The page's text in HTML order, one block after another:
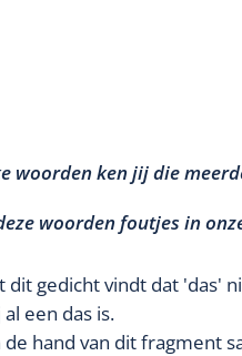
woorden ken jij die
woorden foutjes in
dit gedicht vindt dat 'das'
een das is.
de hand van dit fragment